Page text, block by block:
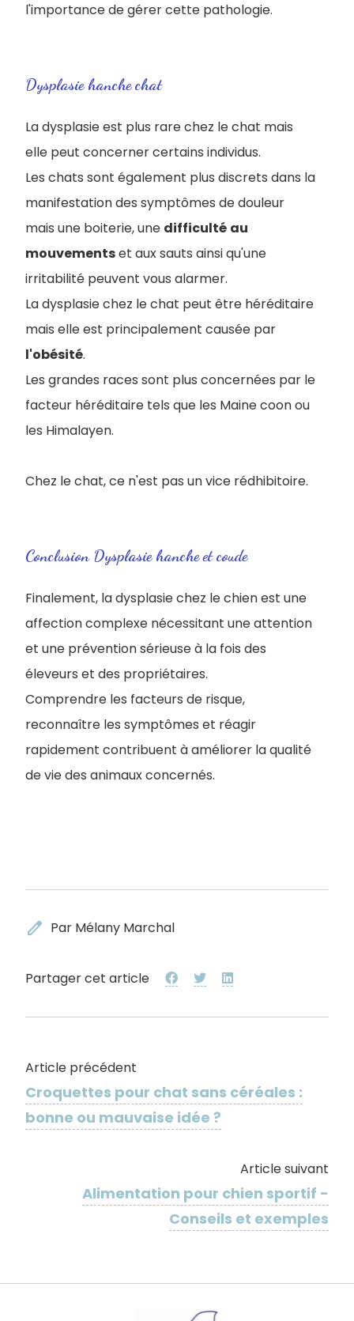
l'importance de gérer cette pathologie.
Dysplasie hanche chat
La dysplasie est plus rare chez le chat mais
elle peut concerner certains individus.
Les chats sont également plus discrets dans la
manifestation des symptômes de douleur
mais une boiterie, une difficulté au
mouvementset aux sauts ainsi qu'une
irritabilité peuvent vous alarmer.
La dysplasie chez le chat peut être héréditaire
mais elle est principalement causée par
l'obésité.
Les grandes races sont plus concernées par le
facteur héréditaire tels que les Maine coon ou
les Himalayen.
Chez le chat, ce n'est pas un vice rédhibitoire.
Conclusion Dysplasie hanche et coude
Finalement, la dysplasie chez le chien est une
affection complexe nécessitant une attention
et une prévention sérieuse à la fois des
éleveurs et des propriétaires.
Comprendre les facteurs de risque,
reconnaître les symptômes et réagir
rapidement contribuent à améliorer la qualité
de vie des animaux concernés.
edit Par Mélany Marchal
Partager cet article
Article précédent
Croquettes pour chat sans céréales :
bonne ou mauvaise idée ?
Article suivant
Alimentation pour chien sportif -
Conseils et exemples